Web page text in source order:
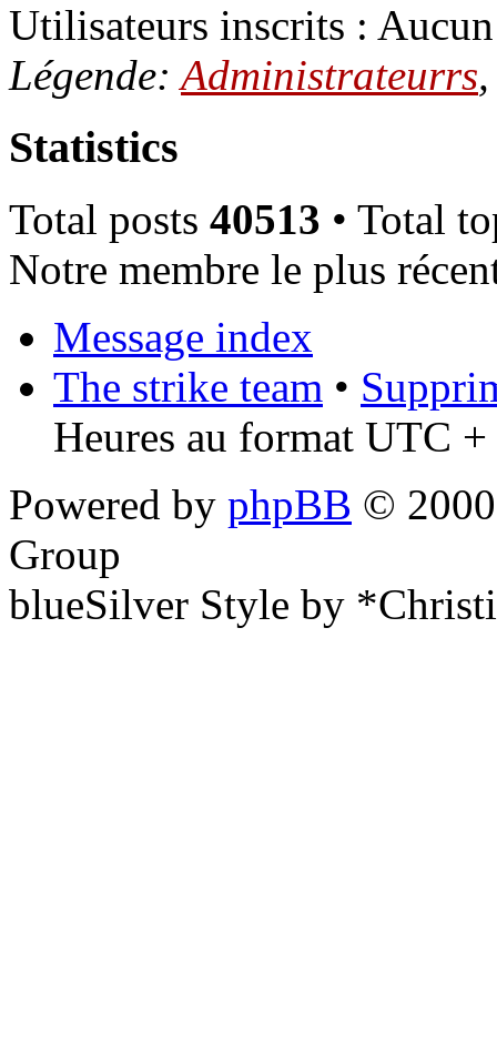
Utilisateurs inscrits :
Légende:Administrateurrs
Statistics
Total posts 40513 • Total
Notre membre le plus
Message index
The strike team •
Heures au format UTC
Powered by phpBB ©
Group
blueSilver Style by